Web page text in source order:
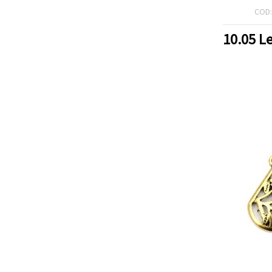
mm -
COD:
10.05